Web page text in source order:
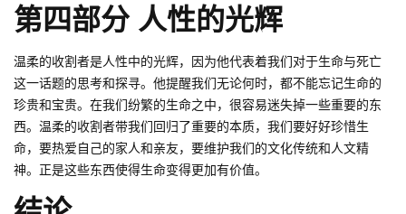
第四部分 人性的光辉
温柔的收割者是人性中的光辉，因为他代表着我们对于生命与死亡
这一话题的思考和探寻。他提醒我们无论何时，都不能忘记生命的
珍贵和宝贵。在我们纷繁的生命之中，很容易迷失掉一些重要的东
西。温柔的收割者带我们回归了重要的本质，我们要好好珍惜生
命，要热爱自己的家人和亲友，要维护我们的文化传统和人文精
神。正是这些东西使得生命变得更加有价值。